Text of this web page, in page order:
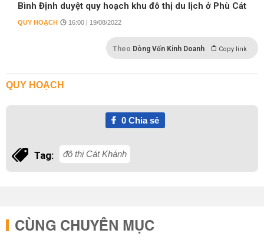
Bình Định duyệt quy hoạch khu đô thị du lịch ở Phù Cát
QUY HOẠCH 16:00 | 19/08/2022
Theo Dòng Vốn Kinh Doanh Copy link
QUY HOẠCH
0Chia sẻ
Tag: đô thị Cát Khánh
CÙNG CHUYÊN MỤC